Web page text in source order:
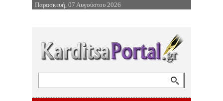
Επιστροφή στην Πλοήγηση
Παρασκευή, 07 Αυγούστου 2026